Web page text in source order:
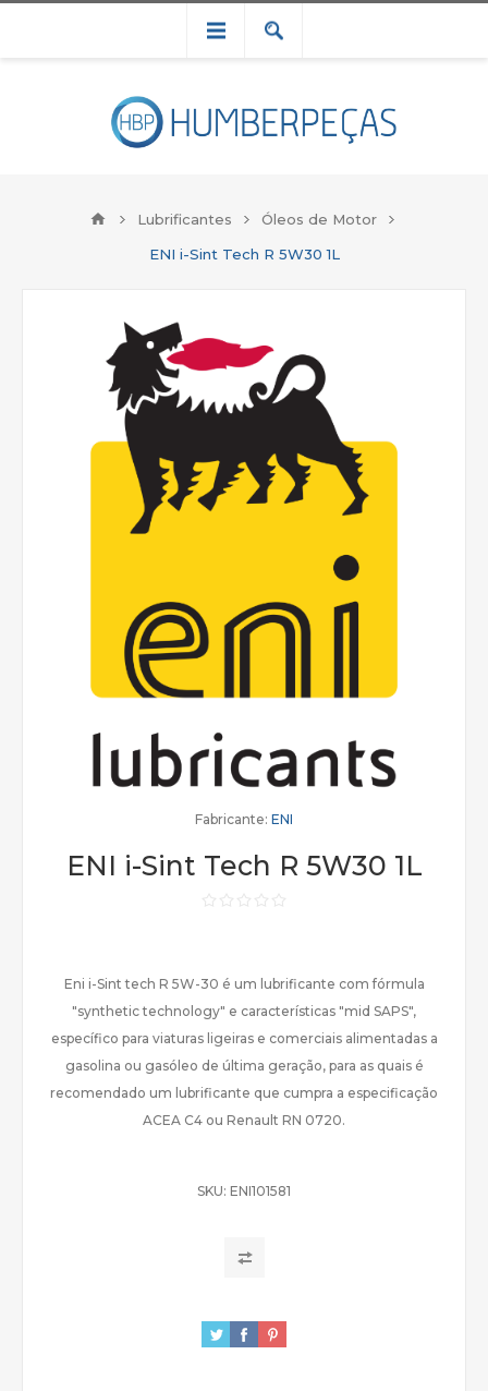
Lubrificantes
Óleos de Motor
ENI i-Sint Tech R 5W30 1L
Fabricante: ENI
ENI i-Sint Tech R 5W30 1L
Eni i-Sint tech R 5W-30 é um lubrificante com fórmula
"synthetic technology" e características "mid SAPS",
específico para viaturas ligeiras e comerciais alimentadas a
gasolina ou gasóleo de última geração, para as quais é
recomendado um lubrificante que cumpra a especificação
ACEA C4 ou Renault RN 0720.
SKU: ENI101581